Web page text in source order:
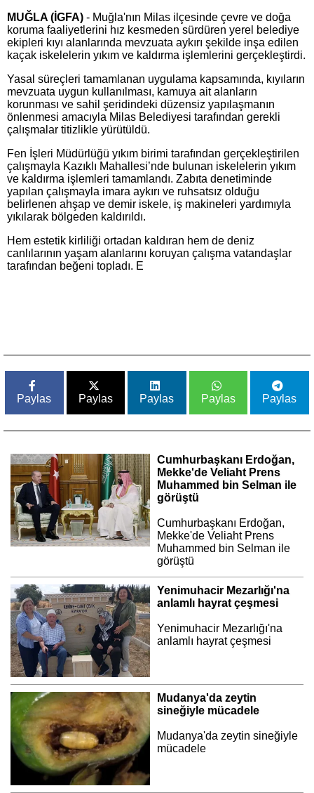
MUĞLA (İGFA) - Muğla'nın Milas ilçesinde çevre ve doğa
koruma faaliyetlerini hız kesmeden sürdüren yerel belediye
ekipleri kıyı alanlarında mevzuata aykırı şekilde inşa edilen
kaçak iskelelerin yıkım ve kaldırma işlemlerini gerçekleştirdi.
Yasal süreçleri tamamlanan uygulama kapsamında, kıyıların
mevzuata uygun kullanılması, kamuya ait alanların
korunması ve sahil şeridindeki düzensiz yapılaşmanın
önlenmesi amacıyla Milas Belediyesi tarafından gerekli
çalışmalar titizlikle yürütüldü.
Fen İşleri Müdürlüğü yıkım birimi tarafından gerçekleştirilen
çalışmayla Kazıklı Mahallesi’nde bulunan iskelelerin yıkım
ve kaldırma işlemleri tamamlandı. Zabıta denetiminde
yapılan çalışmayla imara aykırı ve ruhsatsız olduğu
belirlenen ahşap ve demir iskele, iş makineleri yardımıyla
yıkılarak bölgeden kaldırıldı.
Hem estetik kirliliği ortadan kaldıran hem de deniz
canlılarının yaşam alanlarını koruyan çalışma vatandaşlar
tarafından beğeni topladı. E
Paylas Paylas Paylas Paylas Paylas
Cumhurbaşkanı Erdoğan,
Mekke'de Veliaht Prens
Muhammed bin Selman ile
görüştü
Cumhurbaşkanı Erdoğan,
Mekke'de Veliaht Prens
Muhammed bin Selman ile
görüştü
Yenimuhacir Mezarlığı'na
anlamlı hayrat çeşmesi
Yenimuhacir Mezarlığı'na
anlamlı hayrat çeşmesi
Mudanya'da zeytin
sineğiyle mücadele
Mudanya'da zeytin sineğiyle
mücadele